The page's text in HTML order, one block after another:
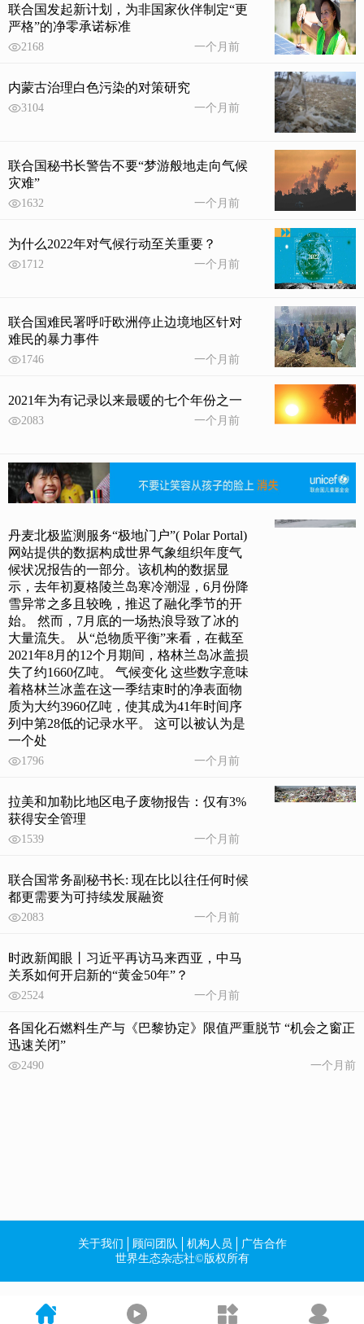
联合国发起新计划，为非国家伙伴制定“更
严格”的净零承诺标准
2168 一个月前
内蒙古治理白色污染的对策研究
3104 一个月前
联合国秘书长警告不要“梦游般地走向气候
灾难”
1632 一个月前
为什么2022年对气候行动至关重要？
1712 一个月前
联合国难民署呼吁欧洲停止边境地区针对
难民的暴力事件
1746 一个月前
2021年为有记录以来最暖的七个年份之一
2083 一个月前
丹麦北极监测服务“极地门户”( Polar Portal)
网站提供的数据构成世界气象组织年度气
候状况报告的一部分。该机构的数据显
示，去年初夏格陵兰岛寒冷潮湿，6月份降
雪异常之多且较晚，推迟了融化季节的开
始。 然而，7月底的一场热浪导致了冰的
大量流失。 从“总物质平衡”来看，在截至
2021年8月的12个月期间，格林兰岛冰盖损
失了约1660亿吨。 气候变化 这些数字意味
着格林兰冰盖在这一季结束时的净表面物
质为大约3960亿吨，使其成为41年时间序
列中第28低的记录水平。 这可以被认为是
一个处
1796 一个月前
拉美和加勒比地区电子废物报告：仅有3%
获得安全管理
1539 一个月前
联合国常务副秘书长: 现在比以往任何时候
都更需要为可持续发展融资
2083 一个月前
时政新闻眼丨习近平再访马来西亚，中马
关系如何开启新的“黄金50年”？
2524 一个月前
各国化石燃料生产与《巴黎协定》限值严重脱节 “机会之窗正
迅速关闭”
2490 一个月前
关于我们 顾问团队 机构人员
广告合作
世界生态杂志社©版权所有